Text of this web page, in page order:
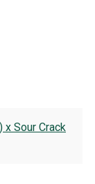
x Sour Crack